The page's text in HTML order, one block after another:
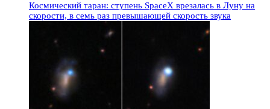
Космический таран: ступень SpaceX врезалась в Луну на
скорости, в семь раз превышающей скорость звука